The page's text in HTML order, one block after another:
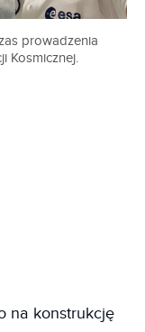
prowadzenia
Kosmicznej.
na konstrukcję